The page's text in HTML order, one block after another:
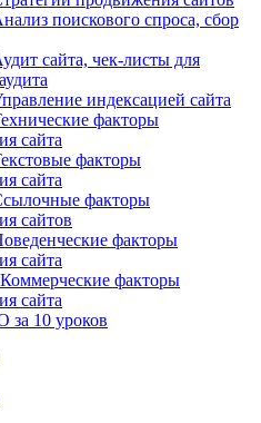
поискового спроса, сбор
сайта, чек-листы для
индексацией сайта
факторы
сайта
факторы
сайта
факторы
сайтов
факторы
сайта
факторы
сайта
за 10 уроков